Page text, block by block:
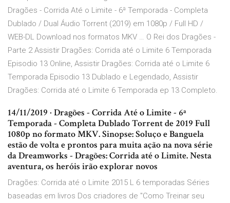
Dragões - Corrida Até o Limite - 6ª Temporada - Completa
Dublado / Dual Áudio Torrent (2019) em 1080p / Full HD /
WEB-DL Download nos formatos MKV … O Rei dos Dragões -
Parte 2 Assistir Dragões: Corrida até o Limite 6 Temporada
Episodio 13 Online, Assistir Dragões: Corrida até o Limite 6
Temporada Episodio 13 Dublado e Legendado, Assistir
Dragões: Corrida até o Limite 6 Temporada ep 13 Completo.
14/11/2019 · Dragões - Corrida Até o Limite - 6ª
Temporada - Completa Dublado Torrent de 2019 Full
1080p no formato MKV. Sinopse: Soluço e Banguela
estão de volta e prontos para muita ação na nova série
da Dreamworks - Dragões: Corrida até o Limite. Nesta
aventura, os heróis irão explorar novos
Dragões: Corrida até o Limite 2015 L 6 temporadas Séries
baseadas em livros Dos criadores de "Como Treinar seu